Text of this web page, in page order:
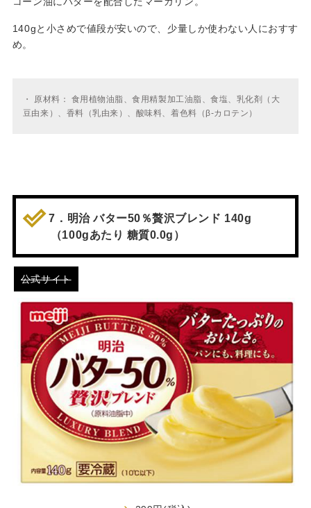
140gと小さめで値段が安いので、少量しか使わない人におすす
め。
・
原材料： 食用植物油脂、食用精製加工油脂、食塩、乳化剤（大
豆由来）、香料（乳由来）、酸味料、着色料（β-カロテン）
7．明治 バター50％贅沢ブレンド 140g
（100gあたり 糖質0.0g）
公式サイト